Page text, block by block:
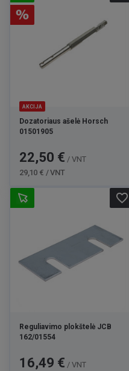
AKCIJA
Dozatoriaus ašelė Horsch
01501905
Kaina
22,50 € / VNT
29,10 € / VNT
Reguliavimo plokštelė JCB
162/01554
Kaina
16,49 € / VNT
favorite_border